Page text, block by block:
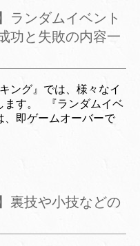
ランダムイベント
功と失敗の内容一
ング』では、様々なイ
ます。 『ランダムイベ
、即ゲームオーバーで
裏技や小技などの